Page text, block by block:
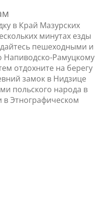
в Край Мазурских
минутах езды
пешеходными и
Напиводско-Рамуцкому
отдохните на берегу
замок в Нидзице
польского народа в
в Этнографическом